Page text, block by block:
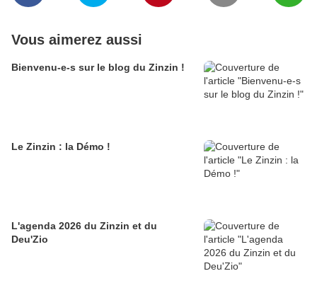
Vous aimerez aussi
Bienvenu-e-s sur le blog du Zinzin !
Le Zinzin : la Démo !
L'agenda 2026 du Zinzin et du
Deu'Zio